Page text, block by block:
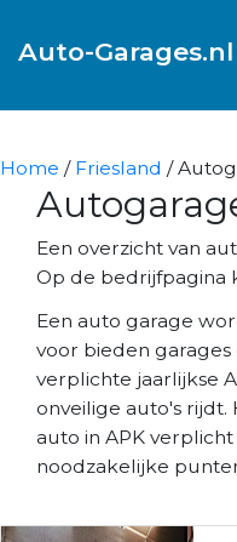
Auto-Garages.nl
Home / Friesland /
Een overzicht van
Op de bedrijfpagina
Een auto garage
voor bieden
verplichte jaarlijkse
onveilige auto's
auto in APK
noodzakelijke